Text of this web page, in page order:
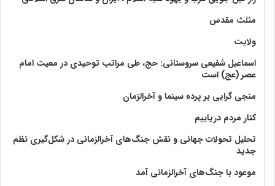
مثلث مقدس
ولايت‏
اسماعیل شفیعی سروستانی: حج، طی مراتب توحیدی در معیت امام
عصر (عج) است
منجی گرایی بر پرده سینما و آخرالزمان
کنار مردم دریاییم
تحلیل تحولات جهانی و نقش جنگ‌های آخرالزمانی در شکل‌گیری نظم
جدید
موعود با جنگ‌های آخرالزمانی آمد